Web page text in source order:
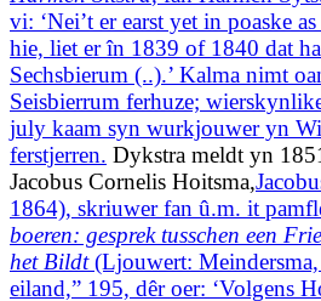
vi: ‘Nei’t er earst yet in poaske
hie, liet er în 1839 of 1840 dat
Sechsbierum (..).’ Kalma nimt
Seisbierrum ferhuze;
july kaam syn wurkjouwer yn
ferstjerren. Dykstra meldt yn
Jacobus Cornelis Hoitsma,
1864), skriuwer fan û.m. it
boeren: gesprek tusschen een
het Bildt(Ljouwert:
eiland,” 195, dêr oer: ‘Volgens